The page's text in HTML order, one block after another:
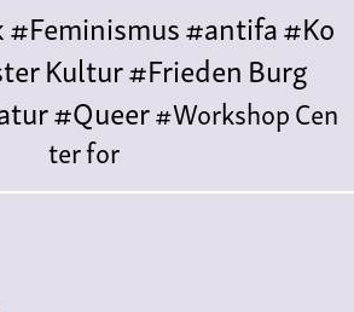
#Feminismus#antifa#Ko
Kultur#FriedenBurg
#Queer#WorkshopCen
ter for
Polytreff#liveKonzert